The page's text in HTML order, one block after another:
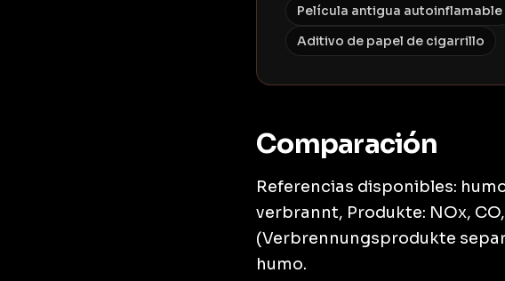
Película antigua autoinflamable
Aditivo de papel de cigarrillo
Comparación
Referencias disponibles:
verbrannt, Produkte: NOx,
(Verbrennungsprodukte
humo.